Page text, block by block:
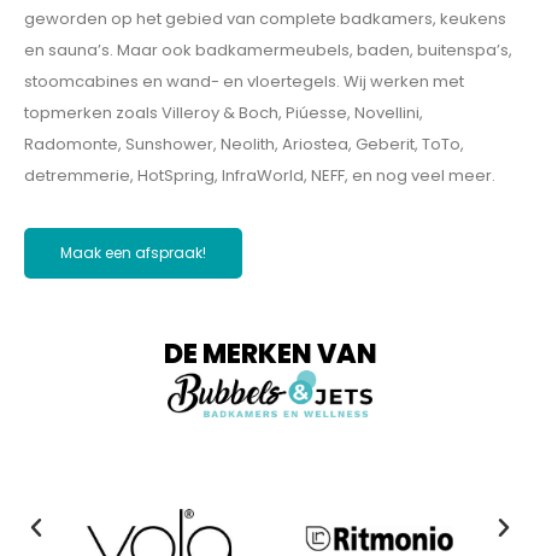
geworden op het gebied van complete badkamers, keukens
en sauna’s. Maar ook badkamermeubels, baden, buitenspa’s,
stoomcabines en wand- en vloertegels. Wij werken met
topmerken zoals Villeroy & Boch, Piúesse, Novellini,
Radomonte, Sunshower, Neolith, Ariostea, Geberit, ToTo,
detremmerie, HotSpring, InfraWorld, NEFF, en nog veel meer.
Maak een afspraak!
DE MERKEN VAN